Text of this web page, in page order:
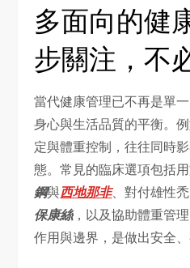
多面向的健
步關注，不
當代健康管理已不再是單
身心與生活品質的平衡。
定與體重控制，往往同時
態。常見的臨床選項包括
鋼與西地那非、對付雄性
保康絲，以及協助體重管
作用與邊界，是做出安全、